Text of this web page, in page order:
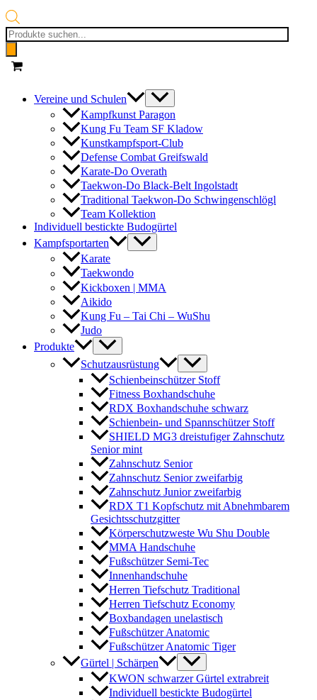
Products
search
Vereine und Schulen
Kampfkunst Paragon
Kung Fu Team SF Kladow
Kunstkampfsport-Club
Defense Combat Greifswald
Karate-Do Overath
Taekwon-Do Black-Belt Ingolstadt
Traditional Taekwon-Do Schwingenschlögl
Team Kollektion
Individuell bestickte Budogürtel
Kampfsportarten
Karate
Taekwondo
Kickboxen | MMA
Aikido
Kung Fu – Tai Chi – WuShu
Judo
Produkte
Schutzausrüstung
Schienbeinschützer Stoff
Fitness Boxhandschuhe
RDX Boxhandschuhe schwarz
Schienbein- und Spannschützer Stoff
SHIELD MG3 dreistufiger Zahnschutz
Senior mint
Zahnschutz Senior
Zahnschutz Senior zweifarbig
Zahnschutz Junior zweifarbig
RDX T1 Kopfschutz mit Abnehmbarem
Gesichtsschutzgitter
Körperschutzweste Wu Shu Double
MMA Handschuhe
Fußschützer Semi-Tec
Innenhandschuhe
Herren Tiefschutz Traditional
Herren Tiefschutz Economy
Boxbandagen unelastisch
Fußschützer Anatomic
Fußschützer Anatomic Tiger
Gürtel | Schärpen
KWON schwarzer Gürtel extrabreit
Individuell bestickte Budogürtel